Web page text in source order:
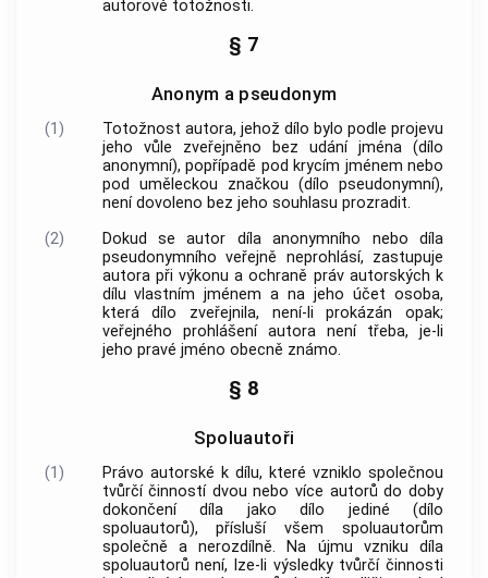
autorově totožnosti.
§ 7
Anonym a pseudonym
(1) Totožnost autora, jehož dílo bylo podle projevu
jeho vůle zveřejněno bez udání jména (dílo
anonymní), popřípadě pod krycím jménem nebo
pod uměleckou značkou (dílo pseudonymní),
není dovoleno bez jeho souhlasu prozradit.
(2)
Dokud seautor díla anonymního nebo díla
pseudonymního veřejně neprohlásí, zastupuje
autorapři výkonu a ochraně práv autorských k
dílu vlastním jménem a na jeho účet osoba,
která dílo zveřejnila, není-li prokázán opak;
veřejného prohlášení autoranení třeba, je-li
jeho pravé jméno obecně známo.
§ 8
Spoluautoři
(1)
Právo autorské k dílu, které vzniklo společnou
tvůrčí činností dvou nebo více autorů do doby
dokončení díla jako dílo jediné (dílo
spoluautorů), přísluší všem spoluautorům
společně a nerozdílně. Na újmu vzniku díla
spoluautorů není, lze-li výsledky tvůrčí činnosti